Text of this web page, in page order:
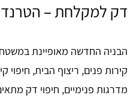
דק למקלחת –
הבניה החדשה מאופיינת
קירות פנים, ריצוף הבית, חיפוי
מדרגות פנימיים, חיפוי דק